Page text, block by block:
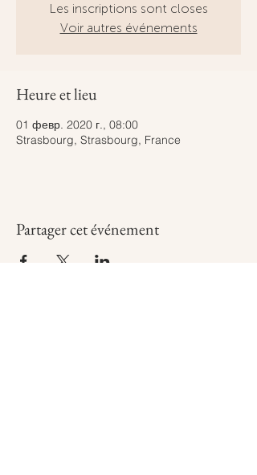
Les inscriptions sont closes
Voir autres événements
Heure et lieu
01 февр. 2020 г., 08:00
Strasbourg, Strasbourg, France
Partager cet événement